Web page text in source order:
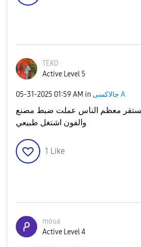
TEK0
Active Level 5
‎05-31-2025 01:59 AM in جالاكسى A
مستقر معظم الناس عملت ضبط مصنع
والفون اشتغل طبيعي
1 Like
moua
Active Level 4